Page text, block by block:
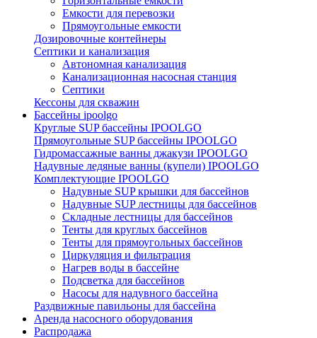
Емкости для перевозки
Прямоугольные емкости
Дозировочные контейнеры
Септики и канализация
Автономная канализация
Канализационная насосная станция
Септики
Кессоны для скважин
Бассейны ipoolgo
Круглые SUP бассейны IPOOLGO
Прямоугольные SUP бассейны IPOOLGO
Гидромассажные ванны джакузи IPOOLGO
Надувные ледяные ванны (купели) IPOOLGO
Комплектующие IPOOLGO
Надувные SUP крышки для бассейнов
Надувные SUP лестницы для бассейнов
Складные лестницы для бассейнов
Тенты для круглых бассейнов
Тенты для прямоугольных бассейнов
Циркуляция и фильтрация
Нагрев воды в бассейне
Подсветка для бассейнов
Насосы для надувного бассейна
Раздвижные павильоны для бассейна
Аренда насосного оборудования
Распродажа